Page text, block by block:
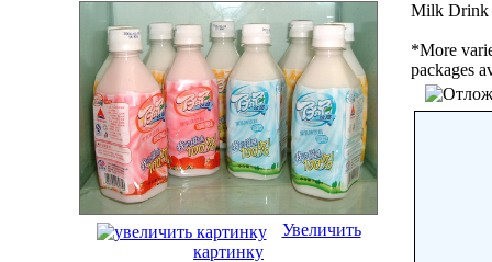
Увеличить
картинку
Milk Drink
*More
packages